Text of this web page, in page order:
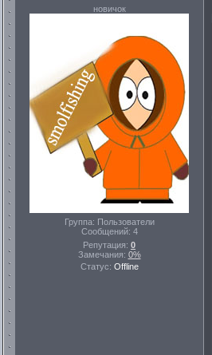
новичок
Группа: Пользователи
Сообщений: 4
Репутация: 0
Замечания: 0%
Статус: Offline